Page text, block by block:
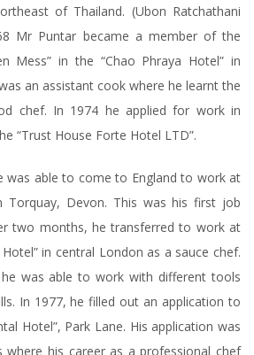
of Thailand. (Ubon Ratchathani
Mr Puntar became a member of the
Mess” in the “Chao Phraya Hotel” in
an assistant cook where he learnt the
chef. In 1974 he applied for work in
“Trust House Forte Hotel LTD”.
was able to come to England to work at
Torquay, Devon. This was his first job
two months, he transferred to work at
in central London as a sauce chef.
was able to work with different tools
In 1977, he filled out an application to
Hotel”, Park Lane. His application was
where his career as a professional chef